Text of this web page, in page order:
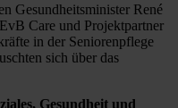
Gesundheitsminister René
Care und Projektpartner
in der Seniorenpflege
sich über das
Gesundheit und